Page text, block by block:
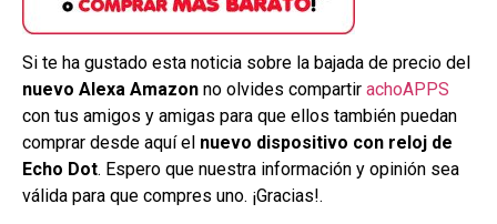
Si te ha gustado esta noticia sobre la bajada de precio del
nuevo Alexa Amazon no olvides compartir achoAPPS
con tus amigos y amigas para que ellos también puedan
comprar desde aquí el nuevo dispositivo con reloj de
Echo Dot. Espero que nuestra información y opinión sea
válida para que compres uno. ¡Gracias!.